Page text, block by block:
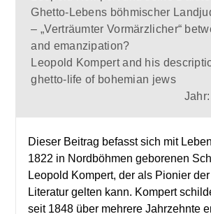
Ghetto-Lebens böhmischer
– „Verträumter Vormärzlicher“
and emanzipation?
Leopold Kompert and his
ghetto-life of bohemian jews
Jahr:
Dieser Beitrag befasst sich mit
1822 in Nordböhmen geborenen
Leopold Kompert, der als Pionier
Literatur gelten kann. Kompert
seit 1848 über mehrere Jahrzehnte